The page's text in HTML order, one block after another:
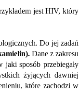
jest HIV, który
Do jej zadań
Dane z zakresu
sposób przebiegały
żyjących dawniej
które zachodzi w